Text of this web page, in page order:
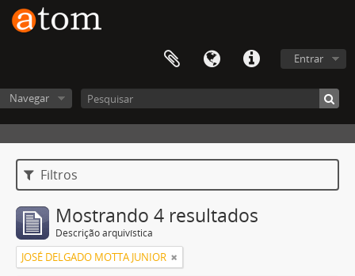
Entrar
Navegar
Filtros
Mostrando 4 resultados
Descrição arquivística
JOSÉ DELGADO MOTTA JUNIOR